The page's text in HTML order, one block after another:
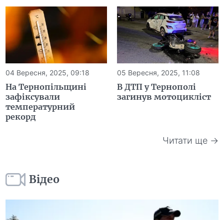
04 Вересня, 2025, 09:18
На Тернопільщині
зафіксували
температурний
рекорд
05 Вересня, 2025, 11:08
В ДТП у Тернополі
загинув мотоцикліст
Читати ще →
Відео